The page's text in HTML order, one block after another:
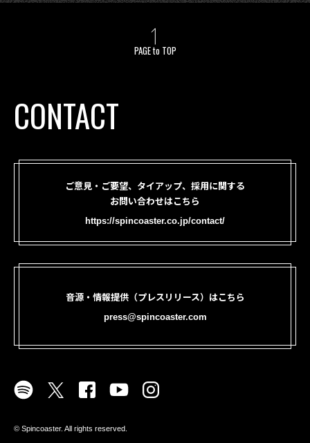
PAGE to TOP
CONTACT
ご意見・ご要望、タイアップ、採用に関する
お問い合わせはこちら
https://spincoaster.co.jp/contact/
音源・情報提供（プレスリリース）はこちら
press@spincoaster.com
©︎ Spincoaster. All rights reserved.